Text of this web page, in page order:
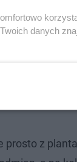
prosto z
danych